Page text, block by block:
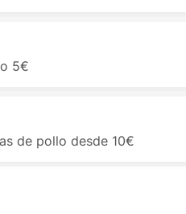
5€
de pollo desde 10€